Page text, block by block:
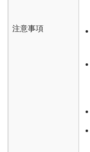
注意事項